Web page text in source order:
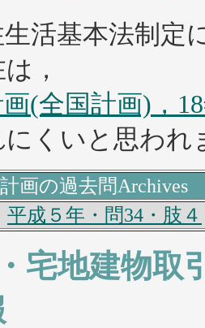
活基本法制定
，
(全国計画)，
くいと思われ
画の過去問Archives
平成５年・問34・肢４
宅地建物